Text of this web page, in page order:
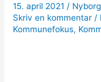
15. april 2021 /
Skriv en kommentar /
Kommunefokus,